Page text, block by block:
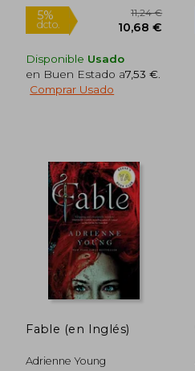
dcto.
Disponible Usado
en Buen Estado a7,53 €
Comprar Usado
Fable (en Inglés)
Adrienne Young